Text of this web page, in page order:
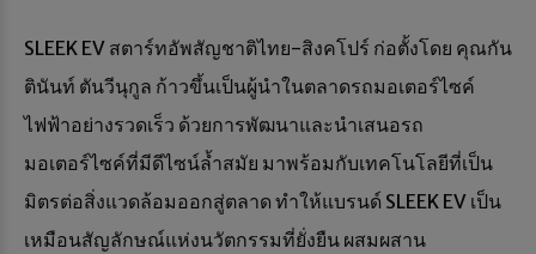
SLEEK EV สตาร์ทอัพสัญชาติไทย-สิงคโปร์ ก่อตั้งโดย คุณกัน
ตินันท์ ตันวีนุกูล ก้าวขึ้นเป็นผู้นำในตลาดรถมอเตอร์ไซค์
ไฟฟ้าอย่างรวดเร็ว ด้วยการพัฒนาและนำเสนอรถ
มอเตอร์ไซค์ที่มีดีไซน์ล้ำสมัย มาพร้อมกับเทคโนโลยีที่เป็น
มิตรต่อสิ่งแวดล้อมออกสู่ตลาด ทำให้แบรนด์ SLEEK EV เป็น
เหมือนสัญลักษณ์แห่งนวัตกรรมที่ยั่งยืน ผสมผสาน